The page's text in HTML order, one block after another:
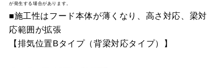
が発生する場合があります。
■施工性はフード本体が薄くなり、高さ対応、梁対
応範囲が拡張
【排気位置Bタイプ（背梁対応タイプ）】